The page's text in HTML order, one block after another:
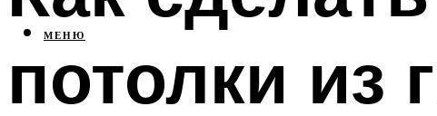
МЕНЮ
потолки из